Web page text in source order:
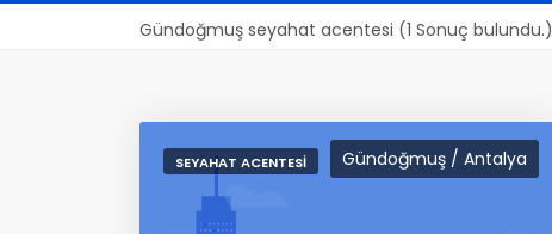
Gündoğmuş seyahat acentesi (1 Sonuç bulundu.)
Gündoğmuş / Antalya
SEYAHAT ACENTESI